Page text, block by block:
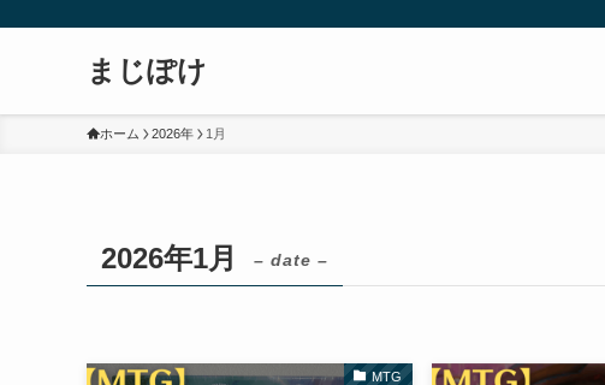
まじぽけ
ホーム 2026年 1月
2026年1月 – date –
MTG